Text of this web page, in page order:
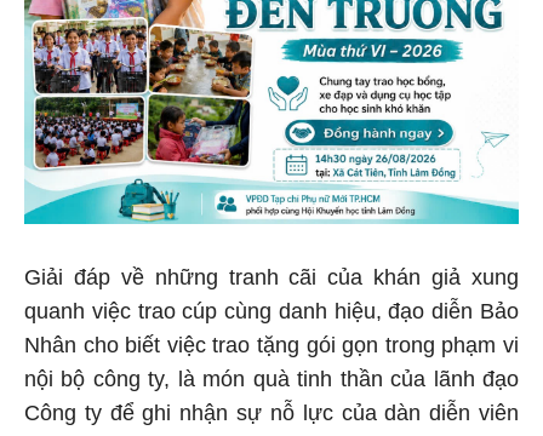
Giải đáp về những tranh cãi của khán giả xung
quanh việc trao cúp cùng danh hiệu, đạo diễn Bảo
Nhân cho biết việc trao tặng gói gọn trong phạm vi
nội bộ công ty, là món quà tinh thần của lãnh đạo
Công ty để ghi nhận sự nỗ lực của dàn diễn viên